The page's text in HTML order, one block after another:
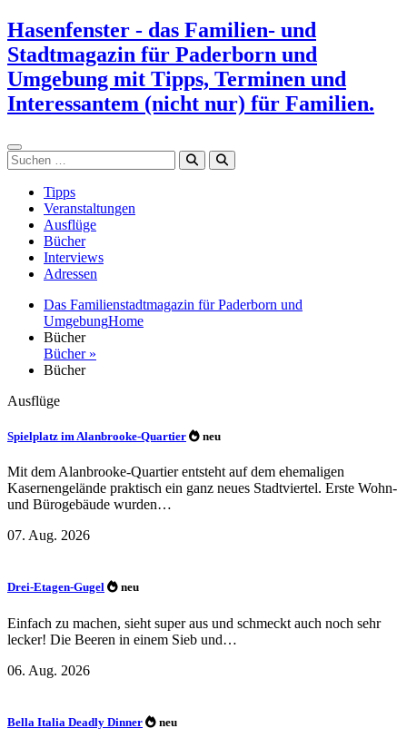
Zum
Inhalt
springen
Hasenfenster - das Familien- und
Stadtmagazin für Paderborn und
Umgebung mit Tipps, Terminen und
Interessantem (nicht nur) für Familien.
Suchen
Tipps
Veranstaltungen
Ausflüge
Bücher
Interviews
Adressen
Das Familienstadtmagazin für Paderborn und
UmgebungHome
Bücher
Bücher »
Bücher
Ausflüge
Spielplatz im Alanbrooke-Quartier neu
Mit dem Alanbrooke-Quartier entsteht auf dem ehemaligen
Kasernengelände praktisch ein ganz neues Stadtviertel. Erste Wohn-
und Bürogebäude wurden…
07. Aug. 2026
Drei-Etagen-Gugel neu
Einfach zu machen, sieht super aus und schmeckt auch noch sehr
lecker! Die Beeren in einem Sieb und…
06. Aug. 2026
Bella Italia Deadly Dinner neu